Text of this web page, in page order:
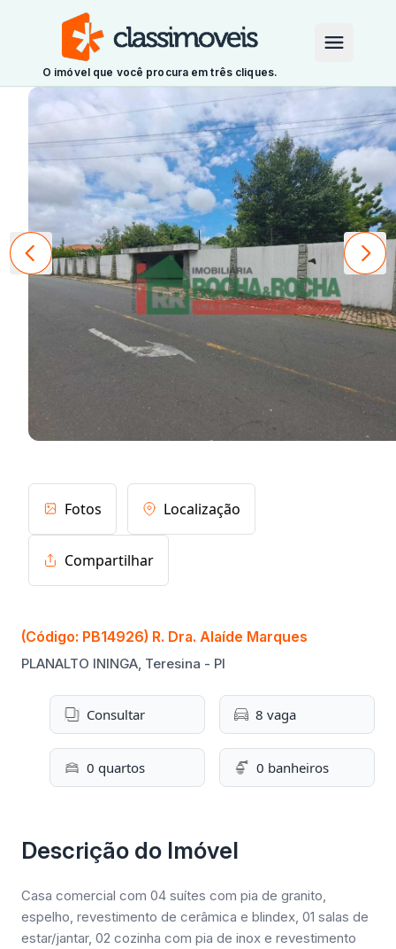
O imóvel que você procura em três cliques.
Fotos Localização
Compartilhar
(Código: PB14926) R. Dra. Alaíde Marques
PLANALTO ININGA, Teresina - PI
Consultar 8 vaga
0 quartos 0 banheiros
Descrição do Imóvel
Casa comercial com 04 suítes com pia de granito,
espelho, revestimento de cerâmica e blindex, 01 salas de
estar/jantar, 02 cozinha com pia de inox e revestimento